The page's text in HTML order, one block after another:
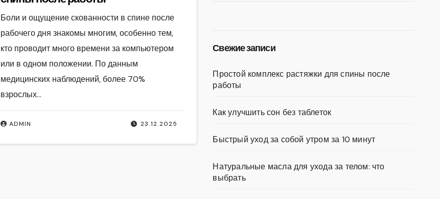
23.12.2025
ADMIN
Боли и ощущение скованности в спине после
рабочего дня знакомы многим, особенно тем,
кто проводит много времени за компьютером
или в одном положении. По данным
медицинских наблюдений, более 70%
взрослых…
Свежие записи
Простой комплекс растяжки для спины после
работы
Как улучшить сон без таблеток
Быстрый уход за собой утром за 10 минут
Натуральные масла для ухода за телом: что
выбрать